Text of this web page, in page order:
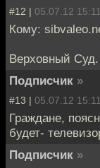
#12 | 05.07.12 15:11
Кому:
Верховный Суд.
Подписчик »
#13 | 05.07.12 15:11
Граждане,
будет-
Подписчик »